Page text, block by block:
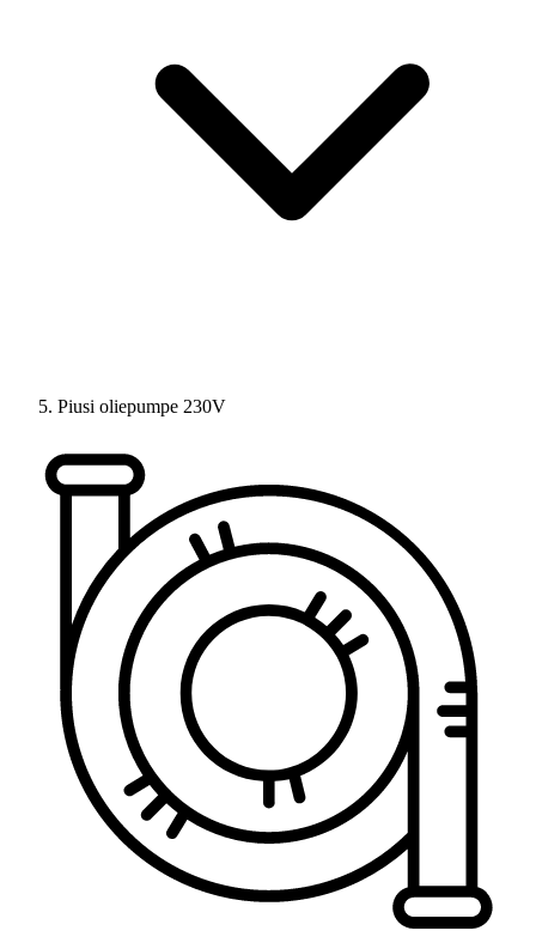
Piusi oliepumpe 230V